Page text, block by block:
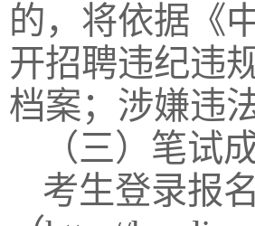
的，将依据《
开招聘违纪违
档案；涉嫌违
（三）笔试
考生登录报